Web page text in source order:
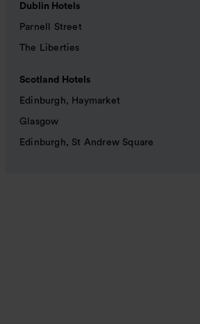
Dublin Hotels
Parnell Street
The Liberties
Scotland Hotels
Edinburgh, Haymarket
Glasgow
Edinburgh, St Andrew Square